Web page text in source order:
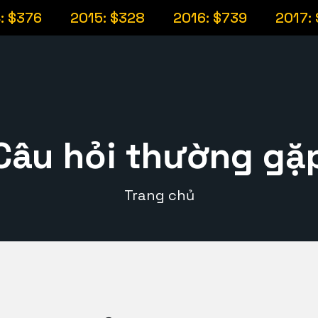
2015: $328 2016: $739 2017:
hỏi thường
Trang chủ